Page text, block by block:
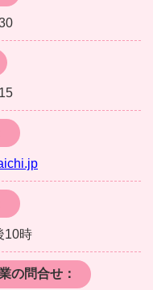
10時
の問合せ：